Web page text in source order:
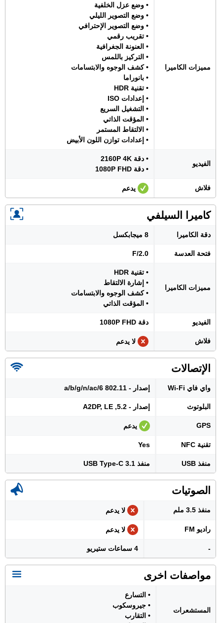
مميزات الكاميرا
• وضع عزل الخلفية
• وضع التصوير الليلي
• وضع التصوير الإحترافي
• تقريب رقمي
• العنونة الجغرافية
• التركيز باللمس
• كشف الوجوه والابتسامات
• بانوراما
• تقنية HDR
• إعدادات ISO
• التشغيل السريع
• المؤقت الذاتي
• الالتقاط المستمر
• إعدادات توازن اللون الأبيض
الفيديو
• دقة 2160P 4K
• دقة 1080P FHD
فلاش يدعم
كاميرا السيلفي
دقة الكاميرا 8 ميجابكسل
فتحة العدسة F/2.0
مميزات الكاميرا
• تقنية HDR
• إشارة الالتقاط
• كشف الوجوه والابتسامات
• المؤقت الذاتي
الفيديو دقة 1080P FHD
فلاش لا يدعم
الإتصالات
واي فاي Wi-Fi إصدار - 802.11 a/b/g/n/ac/6
البلوتوث إصدار - 5.2, A2DP, LE
GPS يدعم
تقنية NFC Yes
منفذ USB منفذ USB Type-C 3.1
الصوتيات
منفذ 3.5 ملم لا يدعم
راديو FM لا يدعم
- 4 سماعات ستيريو
مواصفات اخرى
المستشعرات
• التسارع
• جيروسكوب
• التقارب